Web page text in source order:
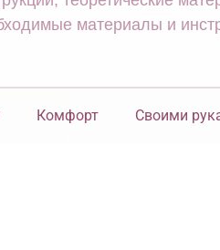
материалы и
Комфорт Своими